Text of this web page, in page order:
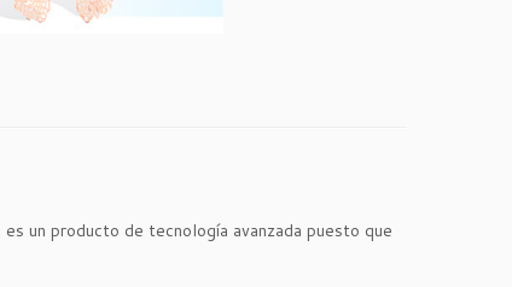
es un producto de tecnología avanzada puesto que